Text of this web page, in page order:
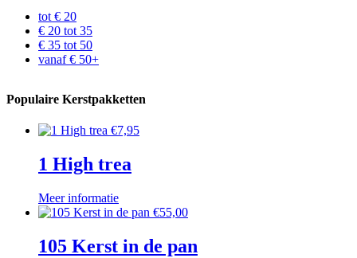
tot € 20
€ 20 tot 35
€ 35 tot 50
vanaf € 50+
Populaire Kerstpakketten
€7,95
1 High trea
Meer informatie
€55,00
105 Kerst in de pan